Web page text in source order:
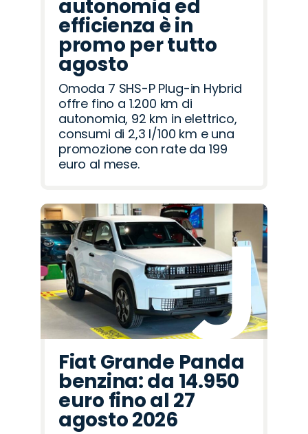
autonomia ed
efficienza è in
promo per tutto
agosto
Omoda 7 SHS-P Plug-in Hybrid
offre fino a 1.200 km di
autonomia, 92 km in elettrico,
consumi di 2,3 l/100 km e una
promozione con rate da 199
euro al mese.
Fiat Grande Panda
benzina: da 14.950
euro fino al 27
agosto 2026